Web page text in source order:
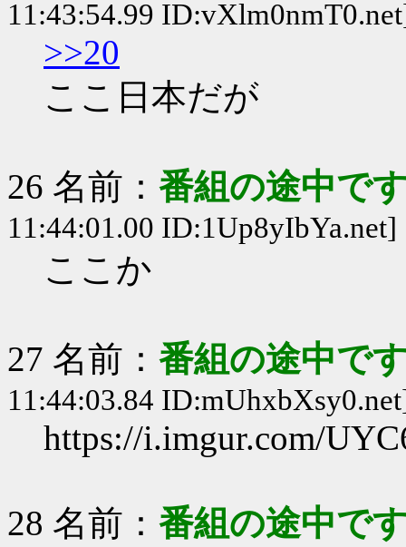
11:43:54.99
>>20
ここ日本だが
26 名前： 番組の途中で
11:44:01.00 ID:1Up8yIbYa.net]
ここか
27 名前： 番組の途中で
11:44:03.84
https://i.imgur.com/
28 名前： 番組の途中で